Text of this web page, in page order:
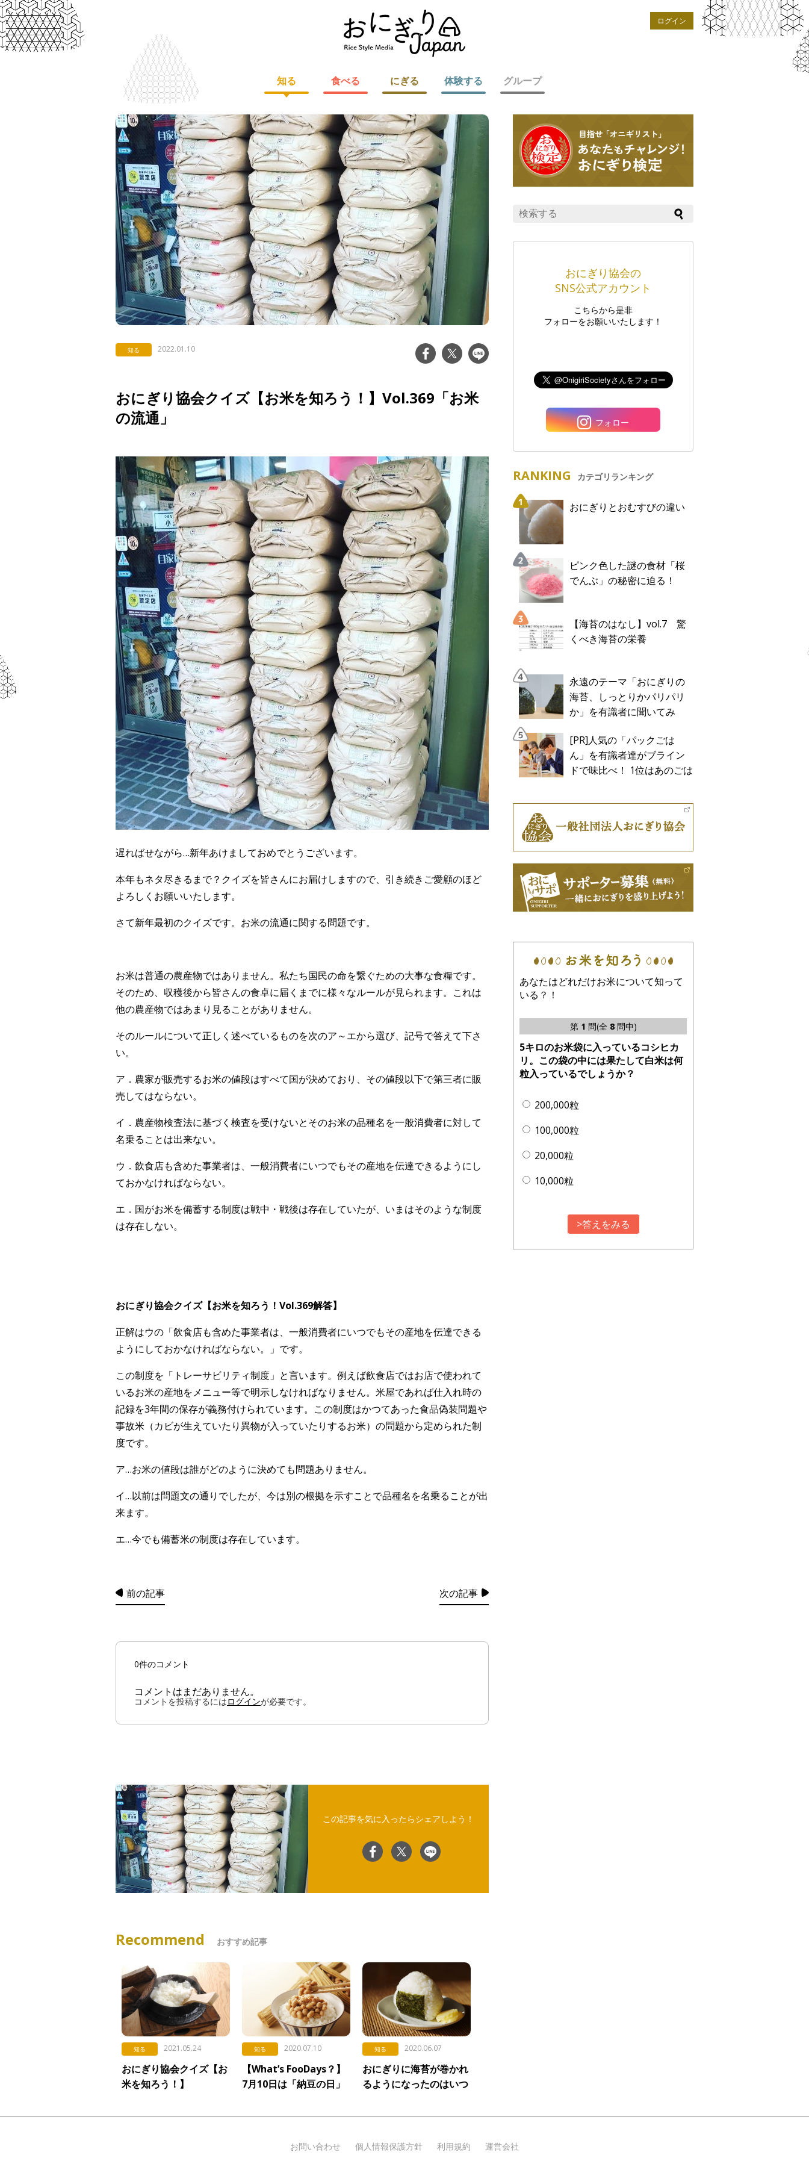
ログイン
知る 食べる にぎる 体験する グループ
知る 2022.01.10
おにぎり協会クイズ【お米を知ろう！】Vol.369「お米
の流通」
遅ればせながら…新年あけましておめでとうございます。
本年もネタ尽きるまで？クイズを皆さんにお届けしますので、引き続きご愛顧のほど
よろしくお願いいたします。
さて新年最初のクイズです。お米の流通に関する問題です。
お米は普通の農産物ではありません。私たち国民の命を繋ぐための大事な食糧です。
そのため、収穫後から皆さんの食卓に届くまでに様々なルールが見られます。これは
他の農産物ではあまり見ることがありません。
そのルールについて正しく述べているものを次のア～エから選び、記号で答えて下さ
い。
ア．農家が販売するお米の値段はすべて国が決めており、その値段以下で第三者に販
売してはならない。
イ．農産物検査法に基づく検査を受けないとそのお米の品種名を一般消費者に対して
名乗ることは出来ない。
ウ．飲食店も含めた事業者は、一般消費者にいつでもその産地を伝達できるようにし
ておかなければならない。
エ．国がお米を備蓄する制度は戦中・戦後は存在していたが、いまはそのような制度
は存在しない。
おにぎり協会クイズ【お米を知ろう！Vol.369解答】
正解はウの「飲食店も含めた事業者は、一般消費者にいつでもその産地を伝達できる
ようにしておかなければならない。」です。
この制度を「トレーサビリティ制度」と言います。例えば飲食店ではお店で使われて
いるお米の産地をメニュー等で明示しなければなりません。米屋であれば仕入れ時の
記録を3年間の保存が義務付けられています。この制度はかつてあった食品偽装問題や
事故米（カビが生えていたり異物が入っていたりするお米）の問題から定められた制
度です。
ア…お米の値段は誰がどのように決めても問題ありません。
イ…以前は問題文の通りでしたが、今は別の根拠を示すことで品種名を名乗ることが出
来ます。
エ…今でも備蓄米の制度は存在しています。
前の記事 次の記事
0件のコメント
コメントはまだありません。
コメントを投稿するにはログインが必要です。
この記事を気に入ったらシェアしよう！
Recommend おすすめ記事
知る 2021.05.24
おにぎり協会クイズ【お
米を知ろう！】
史」
知る 2020.07.10
【What’s FooDays？】
7月10日は「納豆の日」
知る 2020.06.07
おにぎりに海苔が巻かれ
るようになったのはいつ
おにぎり協会の
SNS公式アカウント
こちらから是非
フォローをお願いいたします！
フォロー
RANKING カテゴリランキング
おにぎりとおむすびの違い
ピンク色した謎の食材「桜
でんぶ」の秘密に迫る！
【海苔のはなし】vol.7 驚
くべき海苔の栄養
永遠のテーマ「おにぎりの
海苔、しっとりかパリパリ
か」を有識者に聞いてみ
[PR]人気の「パックごは
ん」を有識者達がブライン
ドで味比べ！ 1位はあのごは
マーク
あなたはどれだけお米について知って
いる？！
第 1 問(全 8問中)
5キロのお米袋に入っているコシヒカ
リ。この袋の中には果たして白米は何
粒入っているでしょうか？
200,000粒
100,000粒
20,000粒
10,000粒
>答えをみる
お問い合わせ 個人情報保護方針 利用規約 運営会社